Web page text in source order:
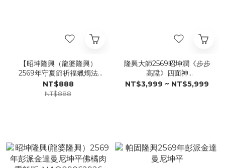
【昭坤隆興（龍婆隆興）
2569年守夏節祈福蠟燭法
會】MAO01071726
NT$888
NT$888
隆興大師2569昭坤潤《步步
高陞》四面神
MAO02072226
NT$3,999 ~ NT$5,999